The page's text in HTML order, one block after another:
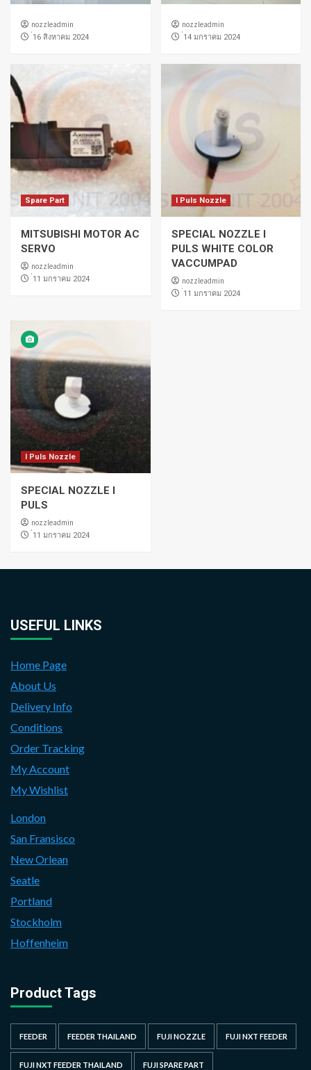
nozzleadmin
่16 สิงหาคม 2024
nozzleadmin
่14 มกราคม 2024
Spare Part
MITSUBISHI MOTOR AC
SERVO
nozzleadmin
่11 มกราคม 2024
I Puls Nozzle
SPECIAL NOZZLE I
PULS WHITE COLOR
VACCUMPAD
nozzleadmin
่11 มกราคม 2024
I Puls Nozzle
SPECIAL NOZZLE I
PULS
nozzleadmin
่11 มกราคม 2024
USEFUL LINKS
Home Page
About Us
Delivery Info
Conditions
Order Tracking
My Account
My Wishlist
London
San Fransisco
New Orlean
Seatle
Portland
Stockholm
Hoffenheim
Product Tags
FEEDER FEEDER THAILAND FUJI NOZZLE FUJI NXT FEEDER
FUJI NXT FEEDER THAILAND FUJI SPARE PART